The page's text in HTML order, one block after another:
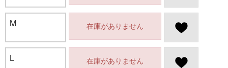
M 在庫がありません
L 在庫がありません